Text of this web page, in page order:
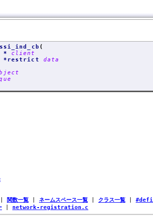
(
* client
*restrict data
関数一覧 ネームスペース一覧 クラス一覧
network-registration.c